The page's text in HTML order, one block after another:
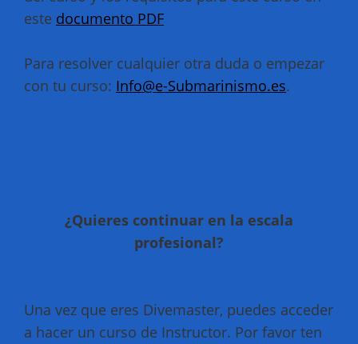
este documento PDF
Para resolver cualquier otra duda o empezar
con tu curso: Info@e-Submarinismo.es.
¿Quieres continuar en la escala
profesional?
Una vez que eres Divemaster, puedes acceder
a hacer un curso de Instructor. Por favor ten